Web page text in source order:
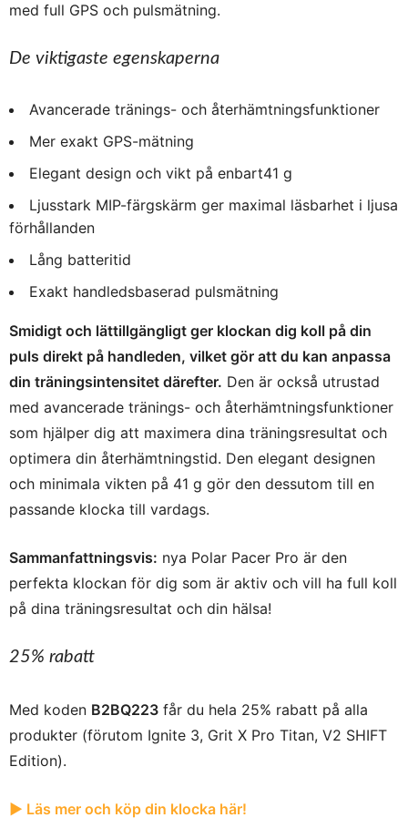
med full GPS och pulsmätning.
De viktigaste egenskaperna
Avancerade tränings- och återhämtningsfunktioner
Mer exakt GPS-mätning
Elegant design och vikt på enbart41 g
Ljusstark MIP-färgskärm ger maximal läsbarhet i ljusa
förhållanden
Lång batteritid
Exakt handledsbaserad pulsmätning
Smidigt och lättillgängligt ger klockan dig koll på din
puls direkt på handleden, vilket gör att du kan anpassa
din träningsintensitet därefter. Den är också utrustad
med avancerade tränings- och återhämtningsfunktioner
som hjälper dig att maximera dina träningsresultat och
optimera din återhämtningstid. Den elegant designen
och minimala vikten på 41 g gör den dessutom till en
passande klocka till vardags.
Sammanfattningsvis: nya Polar Pacer Pro är den
perfekta klockan för dig som är aktiv och vill ha full koll
på dina träningsresultat och din hälsa!
25% rabatt
Med koden B2BQ223 får du hela 25% rabatt på alla
produkter (förutom Ignite 3, Grit X Pro Titan, V2 SHIFT
Edition).
► Läs mer och köp din klocka här!